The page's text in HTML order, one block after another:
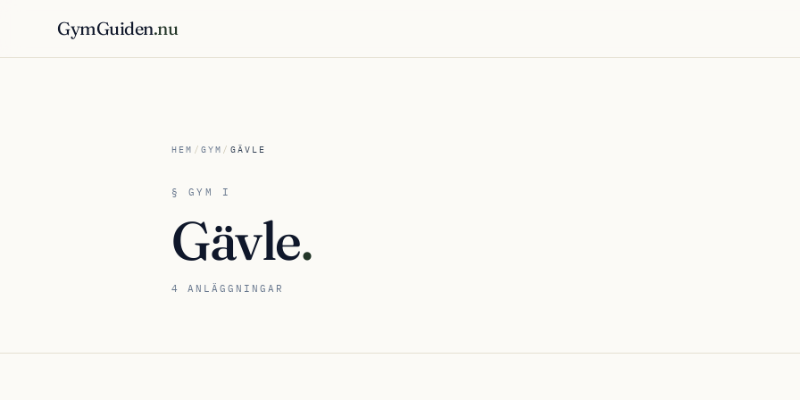
GymGuiden.nu
HEM / GYM / GÄVLE
§ GYM I
Gävle.
4 ANLÄGGNINGAR